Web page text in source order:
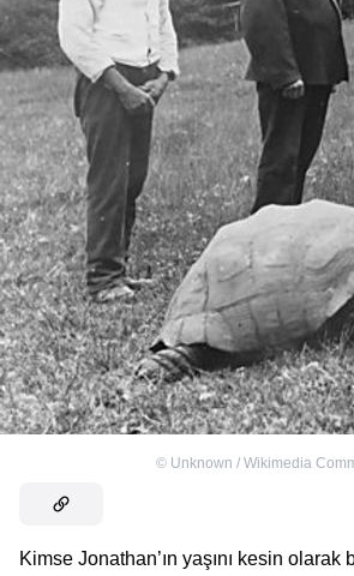
© Unknown / Wikimedia
Kimse Jonathan’ın yaşını kesin